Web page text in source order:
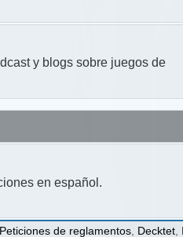
y blogs sobre juegos de
en español.
Peticiones de reglamentos Decktet